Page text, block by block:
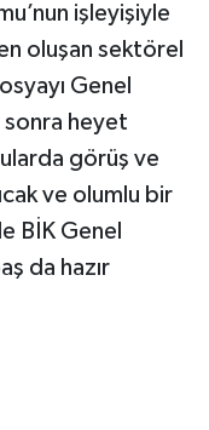
işleyişiyle
oluşan sektörel
Genel
sonra heyet
görüş ve
ve olumlu bir
BİK Genel
da hazır